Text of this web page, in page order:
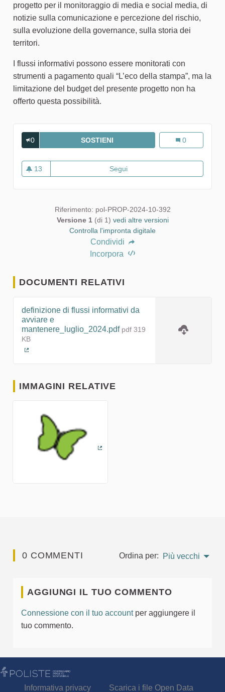
progetto per il monitoraggio di media e social media, di
notizie sulla comunicazione e percezione del rischio,
sulla evoluzione della governance, sulla storia dei
territori.
I flussi informativi possono essere monitorati con
strumenti a pagamento quali “L’eco della stampa”, ma la
limitazione del budget del presente progetto non ha
offerto questa possibilità.
0 SOSTIENI DEFINIZIONE DEI FLUSSI
Definizione
0
13
13 sostenitori
Segui
Riferimento: pol-PROP-2024-10-392
Versione 1(di 1) vedi altre versioni
Controlla l'impronta digitale
Condividi
Incorpora
DOCUMENTI RELATIVI
definizione di flussi informativi da
avviare e
mantenere_luglio_2024.pdf pdf 319
KB
IMMAGINI RELATIVE
0 COMMENTI Ordina per: Più vecchi
AGGIUNGI IL TUO COMMENTO
Connessione con il tuo accountper aggiungere il
tuo commento.
Informativa privacy Scarica i file Open Data